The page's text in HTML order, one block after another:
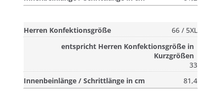
66 / 5XL
33
81,4